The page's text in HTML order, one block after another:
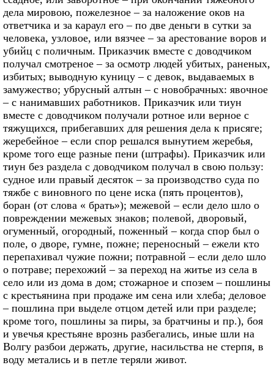
дела мировою, пожелезное – за наложение оков на
ответчика и за караул его – по две деньги в сутки за
человека, узловое, или вязчее – за арестование воров и
убийц с поличным. Приказчик вместе с доводчиком
получал смотреное – за осмотр людей убитых, раненых,
избитых; выводную куницу – с девок, выдаваемых в
замужество; убрусный алтын – с новобрачных: явочное
– с нанимавших работников. Приказчик или тиун
вместе с доводчиком получали ротное или верное с
тяжущихся, прибегавших для решения дела к присяге;
жеребейное – если спор решался вынутием жеребья,
кроме того еще разные пени (штрафы). Приказчик или
тиун без раздела с доводчиком получал в свою пользу:
судное или правый десяток – за производство суда по
тяжбе с виновного по цене иска (пять процентов),
боран (от слова « брать»); межевой – если дело шло о
повреждении межевых знаков; полевой, дворовый,
огуменный, огородный, поженный – когда спор был о
поле, о дворе, гумне, пожне; переносный – ежели кто
перепахивал чужие пожни; потравной – если дело шло
о потраве; перехожий – за переход на житье из села в
село или из дома в дом; стожарное и спозем – пошлины
с крестьянина при продаже им сена или хлеба; деловое
– пошлина при выделе отцом детей или при разделе;
кроме того, пошлины за пиры, за братчины и пр.), боя
и увечья крестьяне врознь разбегались, иные шли на
Волгу разбои держать, другие, насильства не стерпя, в
воду метались и в петле теряли живот.